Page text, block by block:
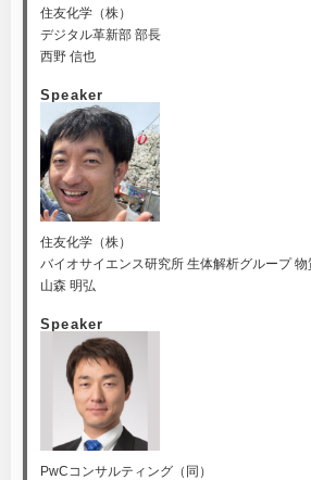
住友化学（株）
デジタル革新部 部長
西野 信也
Speaker
住友化学（株）
バイオサイエンス研究所 生体解析グループ
山森 明弘
Speaker
PwCコンサルティング（同）